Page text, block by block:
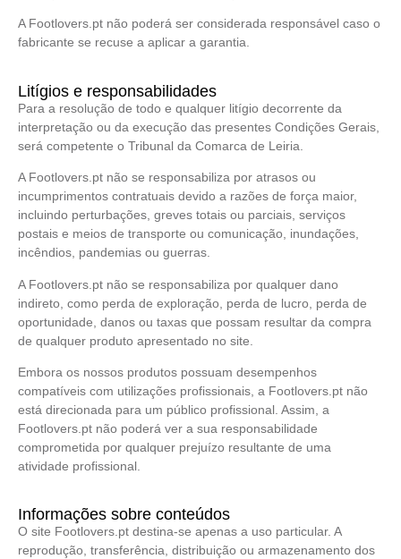
A Footlovers.pt não poderá ser considerada responsável caso o
fabricante se recuse a aplicar a garantia.
Litígios e responsabilidades
Para a resolução de todo e qualquer litígio decorrente da
interpretação ou da execução das presentes Condições Gerais,
será competente o Tribunal da Comarca de Leiria.
A Footlovers.pt não se responsabiliza por atrasos ou
incumprimentos contratuais devido a razões de força maior,
incluindo perturbações, greves totais ou parciais, serviços
postais e meios de transporte ou comunicação, inundações,
incêndios, pandemias ou guerras.
A Footlovers.pt não se responsabiliza por qualquer dano
indireto, como perda de exploração, perda de lucro, perda de
oportunidade, danos ou taxas que possam resultar da compra
de qualquer produto apresentado no site.
Embora os nossos produtos possuam desempenhos
compatíveis com utilizações profissionais, a Footlovers.pt não
está direcionada para um público profissional. Assim, a
Footlovers.pt não poderá ver a sua responsabilidade
comprometida por qualquer prejuízo resultante de uma
atividade profissional.
Informações sobre conteúdos
O site Footlovers.pt destina-se apenas a uso particular. A
reprodução, transferência, distribuição ou armazenamento dos